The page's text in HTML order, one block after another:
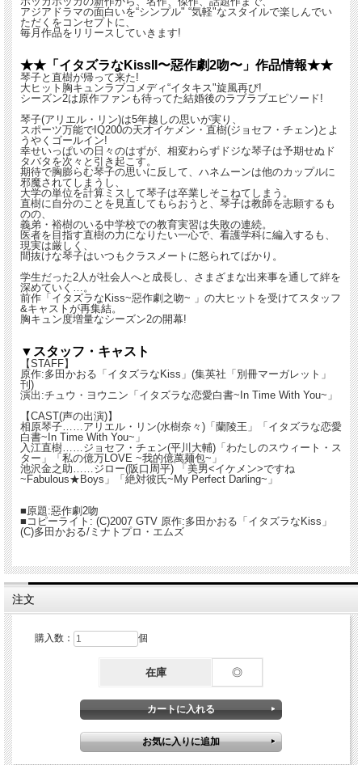
アジアドラマの面白いを“シンプル" “気軽"なスタイルで楽しんでい
ただくをコンセプトに、
毎月作品をリリースしていきます!
★★「イタズラなKissII〜惡作劇2吻〜」作品情報★★
琴子と直樹が帰って来た!
大ヒット胸キュンラブコメディ“イタキス"旋風再び!
シーズン2は原作ファンも待ってた結婚後のラブラブエピソード!
琴子(アリエル・リン)は5年越しの思いが実り、
スポーツ万能でIQ200の天才イケメン・直樹(ジョセフ・チェン)とよ
うやくゴールイン!
幸せいっぱいの日々のはずが、相変わらずドジな琴子は予期せぬド
タバタを次々と引き起こす。
期待で胸膨らむ琴子の思いに反して、ハネムーンは他のカップルに
邪魔されてしまうし、
大学の単位を計算ミスして琴子は卒業しそこねてしまう。
直樹に自分のことを見直してもらおうと、琴子は教師を志願するも
のの、
義弟・裕樹のいる中学校での教育実習は失敗の連続。
医者を目指す直樹の力になりたい一心で、看護学科に編入するも、
現実は厳しく、
間抜けな琴子はいつもクラスメートに怒られてばかり。
学生だった2人が社会人へと成長し、さまざまな出来事を通して絆を
深めていく…。
前作「イタズラなKiss~惡作劇之吻~ 」の大ヒットを受けてスタッフ
&キャストが再集結。
胸キュン度増量なシーズン2の開幕!
▼スタッフ・キャスト
【STAFF】
原作:多田かおる「イタズラなKiss」(集英社「別冊マーガレット」
刊)
演出:チュウ・ヨウニン「イタズラな恋愛白書~In Time With You~」
【CAST(声の出演)】
相原琴子……アリエル・リン(水樹奈々)「蘭陵王」「イタズラな恋愛
白書~In Time With You~」
入江直樹……ジョセフ・チェン(平川大輔)「わたしのスウィート・ス
ター」「私の億万LOVE ~我的億萬麺包~」
池沢金之助……ジロー(阪口周平) 「美男<イケメン>ですね
~Fabulous★Boys」「絶対彼氏~My Perfect Darling~」
■原題:惡作劇2吻
■コピーライト: (C)2007 GTV 原作:多田かおる「イタズラなKiss」
(C)多田かおる/ミナトプロ・エムズ
注文
購入数： 個
在庫 ◎